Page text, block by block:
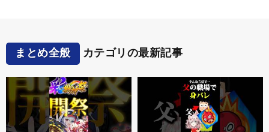
まとめ全般 カテゴリの最新記事